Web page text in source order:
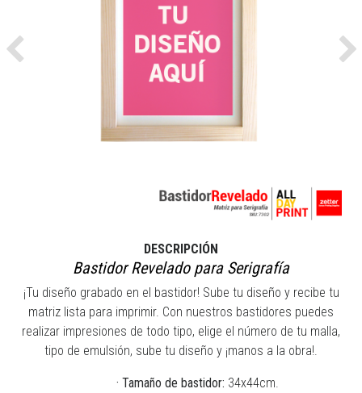
Previous
DESCRIPCIÓN
Bastidor Revelado para Serigrafía
¡Tu diseño grabado en el bastidor! Sube tu diseño y recibe tu
matriz lista para imprimir. Con nuestros bastidores puedes
realizar impresiones de todo tipo, elige el número de tu malla,
tipo de emulsión, sube tu diseño y ¡manos a la obra!.
· Tamaño de bastidor: 34x44cm.